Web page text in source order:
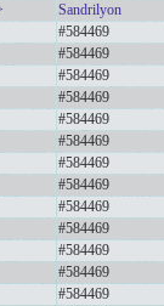
Sandrilyon
#584469
#584469
#584469
#584469
#584469
#584469
#584469
#584469
#584469
#584469
#584469
#584469
#584469